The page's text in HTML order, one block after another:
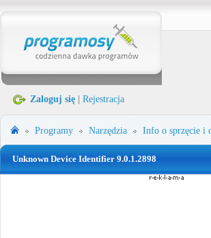
Zaloguj się Rejestracja
Programy Narzędzia Info o sprzęcie i
Unknown Device Identifier 9.0.1.2898